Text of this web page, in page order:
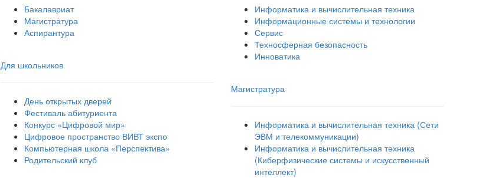
Бакалавриат
Магистратура
Аспирантура
Для школьников
День открытых дверей
Фестиваль абитуриента
Конкурс «Цифровой мир»
Цифровое пространство ВИВТ экспо
Компьютерная школа «Перспектива»
Родительский клуб
Информатика и вычислительная техника
Информационные системы и технологии
Сервис
Техносферная безопасность
Инноватика
Магистратура
Информатика и вычислительная техника (Сети
ЭВМ и телекоммуникации)
Информатика и вычислительная техника
(Киберфизические системы и искусственный
интеллект)